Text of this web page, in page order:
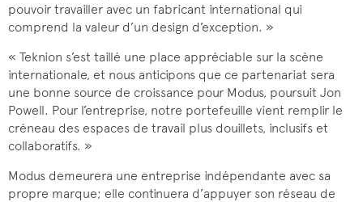
pouvoir travailler avec un fabricant international qui
comprend la valeur d’un design d’exception. »
« Teknion s’est taillé une place appréciable sur la scène
internationale, et nous anticipons que ce partenariat sera
une bonne source de croissance pour Modus, poursuit Jon
Powell. Pour l’entreprise, notre portefeuille vient remplir le
créneau des espaces de travail plus douillets, inclusifs et
collaboratifs. »
Modus demeurera une entreprise indépendante avec sa
propre marque; elle continuera d’appuyer son réseau de